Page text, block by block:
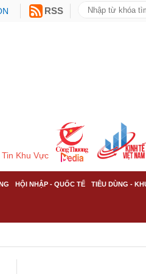
RSS
Tin Khu Vực
HỘI NHẬP - QUỐC TẾ TIÊU DÙNG -